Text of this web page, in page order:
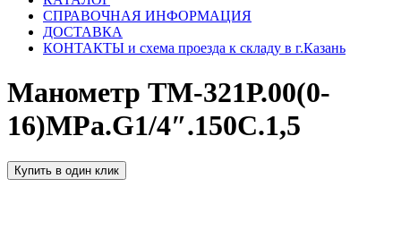
СПРАВОЧНАЯ ИНФОРМАЦИЯ
ДОСТАВКА
КОНТАКТЫ и схема проезда к складу в г.Казань
Манометр ТМ-321Р.00(0-
16)MPa.G1/4″.150С.1,5
Купить в один клик